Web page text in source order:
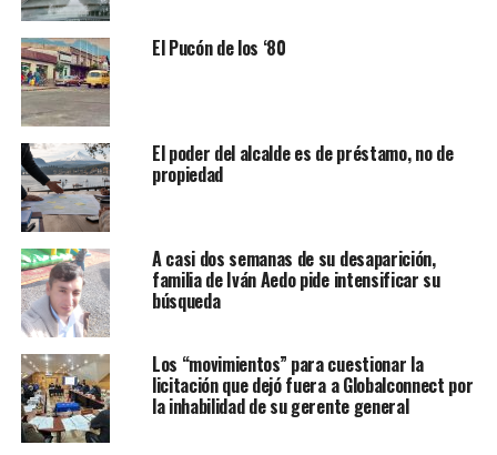
El Pucón de los ‘80
El poder del alcalde es de préstamo, no de
propiedad
A casi dos semanas de su desaparición,
familia de Iván Aedo pide intensificar su
búsqueda
Los “movimientos” para cuestionar la
licitación que dejó fuera a Globalconnect por
la inhabilidad de su gerente general